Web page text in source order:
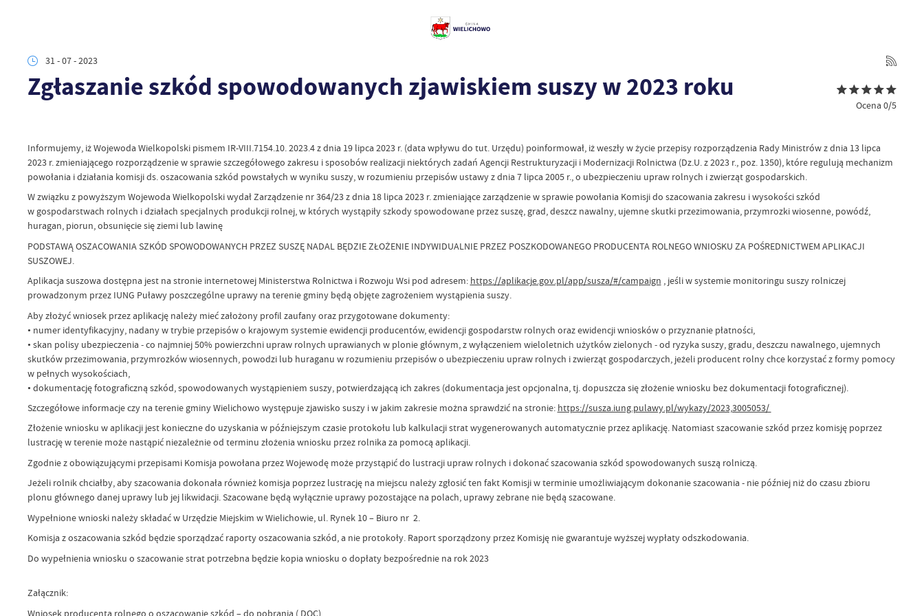
31 - 07 - 2023
Zgłaszanie szkód spowodowanych zjawiskiem suszy w 2023 roku
Ocena 0/5
Informujemy, iż Wojewoda Wielkopolski pismem IR-VIII.7154.10. 2023.4 z dnia 19 lipca 2023 r. (data wpływu do tut. Urzędu) poinformował, iż weszły w życie przepisy rozporządzenia Rady Ministrów z dnia 13 lipca
2023 r. zmieniającego rozporządzenie w sprawie szczegółowego zakresu i sposobów realizacji niektórych zadań Agencji Restrukturyzacji i Modernizacji Rolnictwa (Dz.U. z 2023 r., poz. 1350), które regulują mechanizm
powołania i działania komisji ds. oszacowania szkód powstałych w wyniku suszy, w rozumieniu przepisów ustawy z dnia 7 lipca 2005 r., o ubezpieczeniu upraw rolnych i zwierząt gospodarskich.
W związku z powyższym Wojewoda Wielkopolski wydał Zarządzenie nr 364/23 z dnia 18 lipca 2023 r. zmieniające zarządzenie w sprawie powołania Komisji do szacowania zakresu i wysokości szkód
w gospodarstwach rolnych i działach specjalnych produkcji rolnej, w których wystąpiły szkody spowodowane przez suszę, grad, deszcz nawalny, ujemne skutki przezimowania, przymrozki wiosenne, powódź,
huragan, piorun, obsunięcie się ziemi lub lawinę
PODSTAWĄ OSZACOWANIA SZKÓD SPOWODOWANYCH PRZEZ SUSZĘ NADAL BĘDZIE ZŁOŻENIE INDYWIDUALNIE PRZEZ POSZKODOWANEGO PRODUCENTA ROLNEGO WNIOSKU ZA POŚREDNICTWEM APLIKACJI
SUSZOWEJ.
Aplikacja suszowa dostępna jest na stronie internetowej Ministerstwa Rolnictwa i Rozwoju Wsi pod adresem: https://aplikacje.gov.pl/app/susza/#/campaign , jeśli w systemie monitoringu suszy rolniczej
prowadzonym przez IUNG Puławy poszczególne uprawy na terenie gminy będą objęte zagrożeniem wystąpienia suszy.
Aby złożyć wniosek przez aplikację należy mieć założony profil zaufany oraz przygotowane dokumenty:
• numer identyfikacyjny, nadany w trybie przepisów o krajowym systemie ewidencji producentów, ewidencji gospodarstw rolnych oraz ewidencji wniosków o przyznanie płatności,
• skan polisy ubezpieczenia ‒ co najmniej 50% powierzchni upraw rolnych uprawianych w plonie głównym, z wyłączeniem wieloletnich użytków zielonych ‒ od ryzyka suszy, gradu, deszczu nawalnego, ujemnych
skutków przezimowania, przymrozków wiosennych, powodzi lub huraganu w rozumieniu przepisów o ubezpieczeniu upraw rolnych i zwierząt gospodarczych, jeżeli producent rolny chce korzystać z formy pomocy
w pełnych wysokościach,
• dokumentację fotograficzną szkód, spowodowanych wystąpieniem suszy, potwierdzającą ich zakres (dokumentacja jest opcjonalna, tj. dopuszcza się złożenie wniosku bez dokumentacji fotograficznej).
Szczegółowe informacje czy na terenie gminy Wielichowo występuje zjawisko suszy i w jakim zakresie można sprawdzić na stronie: https://susza.iung.pulawy.pl/wykazy/2023,3005053/
Złożenie wniosku w aplikacji jest konieczne do uzyskania w późniejszym czasie protokołu lub kalkulacji strat wygenerowanych automatycznie przez aplikację. Natomiast szacowanie szkód przez komisję poprzez
lustrację w terenie może nastąpić niezależnie od terminu złożenia wniosku przez rolnika za pomocą aplikacji.
Zgodnie z obowiązującymi przepisami Komisja powołana przez Wojewodę może przystąpić do lustracji upraw rolnych i dokonać szacowania szkód spowodowanych suszą rolniczą.
Jeżeli rolnik chciałby, aby szacowania dokonała również komisja poprzez lustrację na miejscu należy zgłosić ten fakt Komisji w terminie umożliwiającym dokonanie szacowania - nie później niż do czasu zbioru
plonu głównego danej uprawy lub jej likwidacji. Szacowane będą wyłącznie uprawy pozostające na polach, uprawy zebrane nie będą szacowane.
Wypełnione wnioski należy składać w Urzędzie Miejskim w Wielichowie, ul. Rynek 10 – Biuro nr 2.
Komisja z oszacowania szkód będzie sporządzać raporty oszacowania szkód, a nie protokoły. Raport sporządzony przez Komisję nie gwarantuje wyższej wypłaty odszkodowania.
Do wypełnienia wniosku o szacowanie strat potrzebna będzie kopia wniosku o dopłaty bezpośrednie na rok 2023
Załącznik:
Wniosek producenta rolnego o oszacowanie szkód – do pobrania (.DOC)